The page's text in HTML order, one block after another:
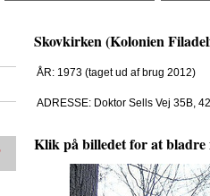
Skovkirken (Kolonien
ÅR: 1973 (taget ud af brug 2012)
ADRESSE: Doktor Sells Vej 35B,
Klik på billedet for at bladre